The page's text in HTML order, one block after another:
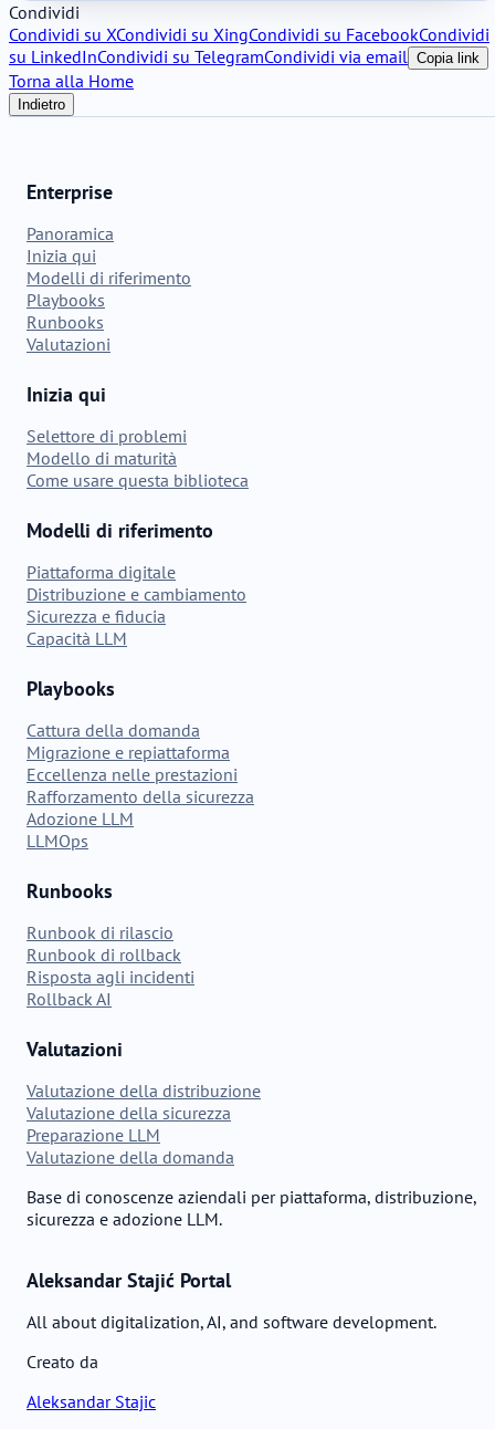
Condividi
Condividi su XCondividi su XingCondividi su FacebookCondividi
su LinkedInCondividi su TelegramCondividi via email Copia link
Torna alla Home
Indietro
Enterprise
Panoramica
Inizia qui
Modelli di riferimento
Playbooks
Runbooks
Valutazioni
Inizia qui
Selettore di problemi
Modello di maturità
Come usare questa biblioteca
Modelli di riferimento
Piattaforma digitale
Distribuzione e cambiamento
Sicurezza e fiducia
Capacità LLM
Playbooks
Cattura della domanda
Migrazione e repiattaforma
Eccellenza nelle prestazioni
Rafforzamento della sicurezza
Adozione LLM
LLMOps
Runbooks
Runbook di rilascio
Runbook di rollback
Risposta agli incidenti
Rollback AI
Valutazioni
Valutazione della distribuzione
Valutazione della sicurezza
Preparazione LLM
Valutazione della domanda
Base di conoscenze aziendali per piattaforma, distribuzione,
sicurezza e adozione LLM.
Aleksandar Stajić Portal
All about digitalization, AI, and software development.
Creato da
Aleksandar Stajic